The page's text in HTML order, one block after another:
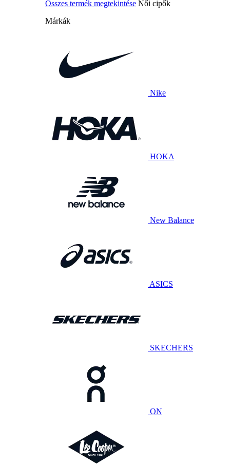
Összes termék megtekintése Női cipők
Márkák
Nike
HOKA
New Balance
ASICS
SKECHERS
ON